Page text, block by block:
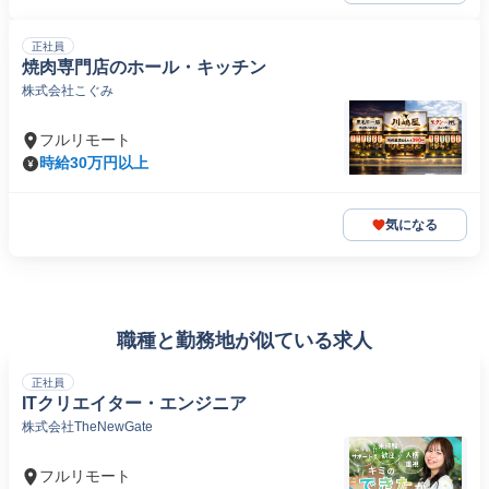
正社員
焼肉専門店のホール・キッチン
株式会社こぐみ
フルリモート
時給30万円以上
気になる
職種と勤務地が似ている求人
正社員
ITクリエイター・エンジニア
株式会社TheNewGate
フルリモート